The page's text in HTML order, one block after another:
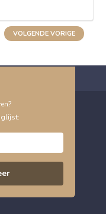
VOLGENDE VORIGE